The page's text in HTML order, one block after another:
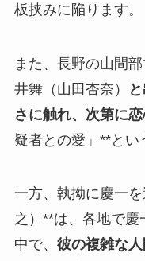
板挟みに陥ります。
また、長野の山間
井舞（山田杏奈）
さに触れ、次第に
疑者との愛」**とい
一方、執拗に慶一
之）**は、各地で
中で、 彼の複雑な